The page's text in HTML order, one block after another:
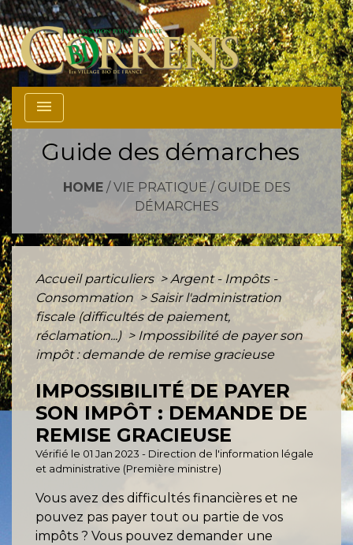
menu
Guide des démarches
HOME/ VIE PRATIQUE / GUIDE DES
DÉMARCHES
Accueil particuliers > Argent - Impôts -
Consommation > Saisir l'administration
fiscale (difficultés de paiement,
réclamation...) > Impossibilité de payer son
impôt : demande de remise gracieuse
IMPOSSIBILITÉ DE PAYER
SON IMPÔT : DEMANDE DE
REMISE GRACIEUSE
Vérifié le 01 Jan 2023 - Direction de l'information légale
et administrative (Première ministre)
Vous avez des difficultés financières et ne
pouvez pas payer tout ou partie de vos
impôts ? Vous pouvez demander une